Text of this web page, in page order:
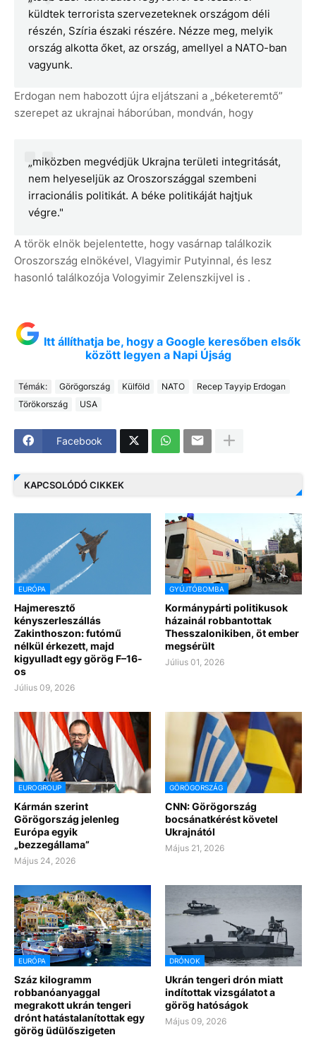
küldtek terrorista szervezeteknek országom déli
részén, Szíria északi részére. Nézze meg, melyik
ország alkotta őket, az ország, amellyel a NATO-ban
vagyunk.
Erdogan nem habozott újra eljátszani a „béketeremtő”
szerepet az ukrajnai háborúban, mondván, hogy
„miközben megvédjük Ukrajna területi integritását,
nem helyeseljük az Oroszországgal szembeni
irracionális politikát. A béke politikáját hajtjuk
végre."
A török elnök bejelentette, hogy vasárnap találkozik
Oroszország elnökével, Vlagyimir Putyinnal, és lesz
hasonló találkozója Vologyimir Zelenszkijvel is .
Itt állíthatja be, hogy a Google keresőben elsők
között legyen a Napi Újság
Témák: Görögország Külföld NATO
Recep Tayyip Erdogan
Törökország
USA
Facebook
KAPCSOLÓDÓ CIKKEK
EURÓPA
Hajmeresztő
kényszerleszállás
Zakinthoszon: futómű
nélkül érkezett, majd
kigyulladt egy görög F–16-
os
Július 09, 2026
GYÚJTÓBOMBA
Kormánypárti politikusok
házainál robbantottak
Thesszalonikiben, öt ember
megsérült
Július 01, 2026
EUROGROUP
Kármán szerint
Görögország jelenleg
Európa egyik
„bezzegállama”
Május 24, 2026
GÖRÖGORSZÁG
CNN: Görögország
bocsánatkérést követel
Ukrajnától
Május 21, 2026
EURÓPA
Száz kilogramm
robbanóanyaggal
megrakott ukrán tengeri
drónt hatástalanítottak egy
görög üdülőszigeten
DRÓNOK
Ukrán tengeri drón miatt
indítottak vizsgálatot a
görög hatóságok
Május 09, 2026